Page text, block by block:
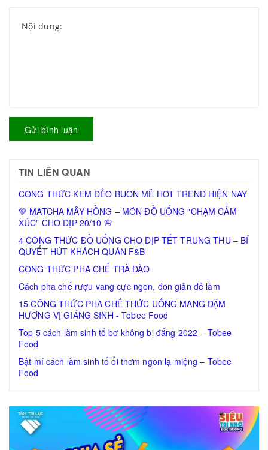
Gửi bình luận
TIN LIÊN QUAN
CÔNG THỨC KEM DẺO BUÔN MÊ HOT TREND HIỆN NAY
💚 MATCHA MÂY HỒNG – MÓN ĐỒ UỐNG "CHẠM CẢM
XÚC" CHO DỊP 20/10 🌸
4 CÔNG THỨC ĐỒ UỐNG CHO DỊP TẾT TRUNG THU – BÍ
QUYẾT HÚT KHÁCH QUÁN F&B
CÔNG THỨC PHA CHẾ TRÀ ĐÀO
Cách pha chế rượu vang cực ngon, đơn giản dễ làm
15 CÔNG THỨC PHA CHẾ THỨC UỐNG MANG ĐẬM
HƯƠNG VỊ GIÁNG SINH - Tobee Food
Top 5 cách làm sinh tố bơ không bị đắng 2022 – Tobee
Food
Bật mí cách làm sinh tố ổi thơm ngon lạ miệng – Tobee
Food